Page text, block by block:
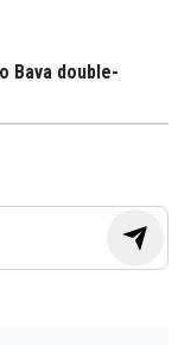
Bava double-